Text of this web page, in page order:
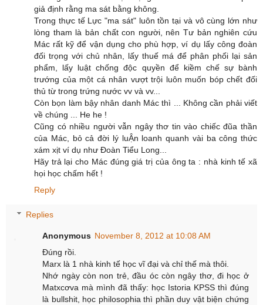
giả định rằng ma sát bằng không.
Trong thực tế Lực "ma sát" luôn tồn tại và vô cùng lớn như
lòng tham là bản chất con người, nên Tư bản nghiên cứu
Mác rất kỹ để vận dụng cho phù hợp, ví dụ lấy công đoàn
đối trọng với chủ nhân, lấy thuế má để phân phối lại sản
phẩm, lấy luật chống độc quyền để kiềm chế sự bành
trướng của một cá nhân vượt trội luôn muốn bóp chết đối
thủ từ trong trứng nước vv và vv...
Còn bọn làm bậy nhân danh Mác thì ... Không cần phải viết
về chúng ... He he !
Cũng có nhiều người vẫn ngây thơ tin vào chiếc đũa thần
của Mác, bỏ cả đời lý luẬn loanh quanh vài ba công thức
xám xịt ví dụ như Đoàn Tiểu Long...
Hãy trả lại cho Mác đúng giá trị của ông ta : nhà kinh tế xã
họi học chấm hết !
Reply
Replies
Anonymous November 8, 2012 at 10:08 AM
Đúng rồi.
Marx là 1 nhà kinh tế học vĩ đại và chỉ thế mà thôi.
Nhớ ngày còn non trẻ, đầu óc còn ngây thơ, đi học ở
Matxcơva mà mình đã thấy: học Istoria KPSS thì đúng
là bullshit, học philosophia thì phần duy vật biện chứng